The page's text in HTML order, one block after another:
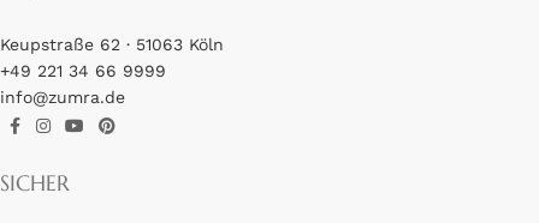
Keupstraße 62 · 51063 Köln
+49 221 34 66 9999
info@zumra.de
SICHER